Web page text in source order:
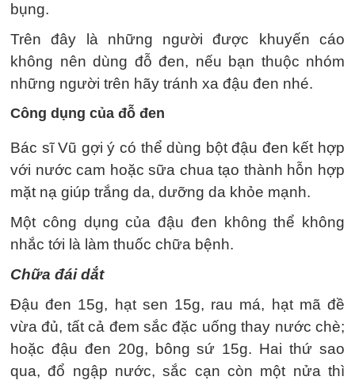
bụng.
Trên đây là những người được khuyến cáo
không nên dùng đỗ đen, nếu bạn thuộc nhóm
những người trên hãy tránh xa đậu đen nhé.
Công dụng của đỗ đen
Bác sĩ Vũ gợi ý có thể dùng bột đậu đen kết hợp
với nước cam hoặc sữa chua tạo thành hỗn hợp
mặt nạ giúp trắng da, dưỡng da khỏe mạnh.
Một công dụng của đậu đen không thể không
nhắc tới là làm thuốc chữa bệnh.
Chữa đái dắt
Đậu đen 15g, hạt sen 15g, rau má, hạt mã đề
vừa đủ, tất cả đem sắc đặc uống thay nước chè;
hoặc đậu đen 20g, bông sứ 15g. Hai thứ sao
qua, đổ ngập nước, sắc cạn còn một nửa thì